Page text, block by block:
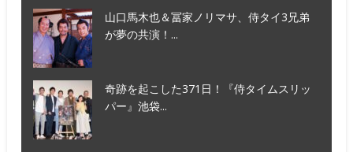
山口馬木也＆冨家ノリマサ、侍タイ3兄弟
が夢の共演！...
奇跡を起こした371日！『侍タイムスリッ
パー』池袋...